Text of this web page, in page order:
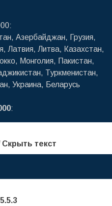
Азербайджан, Грузия,
Латвия, Литва, Казахстан,
Монголия, Пакистан,
Туркменистан,
Украина, Беларусь
:
Скрыть текст